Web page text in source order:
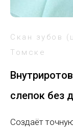
Скан зубов
Томске
слепок без
Создаёт